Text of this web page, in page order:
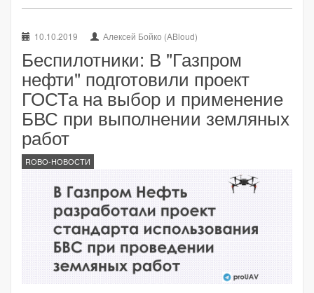
10.10.2019 Алексей Бойко (ABloud)
Беспилотники: В "Газпром
нефти" подготовили проект
ГОСТа на выбор и применение
БВС при выполнении земляных
работ
ROBO-НОВОСТИ